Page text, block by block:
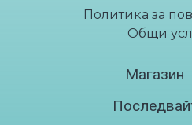
Политика за
Общи
Магазин